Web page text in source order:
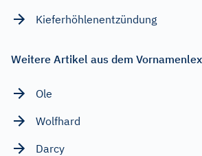
Kieferhöhlenentzündung
Weitere Artikel aus dem
Ole
Wolfhard
Darcy